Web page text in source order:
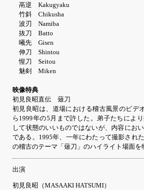
鬲逆 Kakugyaku
竹斜 Chikusha
波刃 Namiba
抜刀 Batto
曦先 Gisen
伸刀 Shintou
惺刀 Seitou
魅剣 Miken
映像特典
初見良昭直伝 薙刀
初見良昭は、道場における稽古風景のビデ
ら1999年の5月まで許した。弟子たちによ
して状態のいいものではないが、内容にお
である。1995年、一年にわたって撮影され
の稽古のテーマ「薙刀」のハイライト場面を
出演
初見良昭（MASAAKI HATSUMI）